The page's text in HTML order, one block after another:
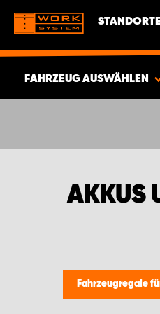
FAHRZEUG AUSWÄHLEN
AKKUS
Fahrzeugregale